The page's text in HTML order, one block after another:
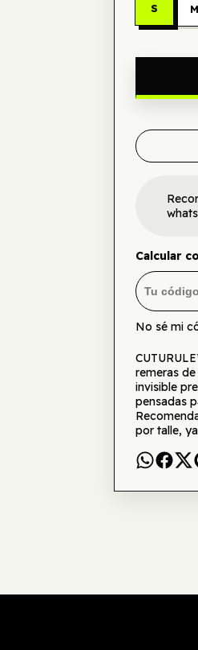
S M
Calcular
No sé mi
remeras
invisible
pensadas
por talle,